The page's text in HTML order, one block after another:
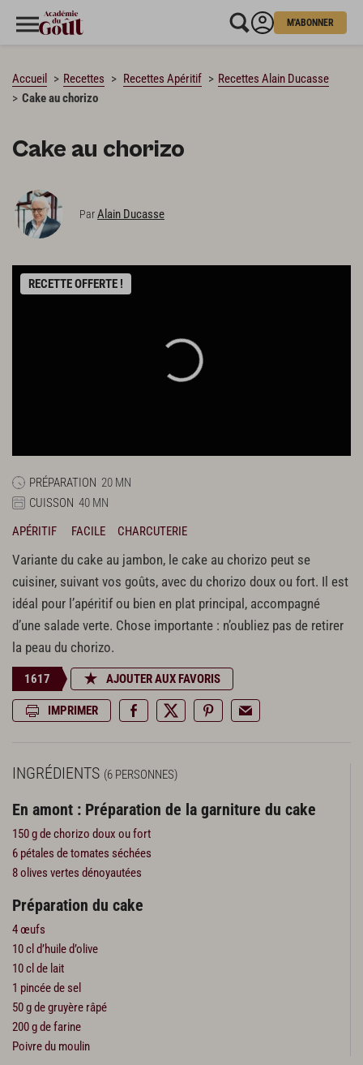
M'ABONNER
Accueil Recettes Recettes Apéritif
Recettes Alain Ducasse
Cake au chorizo
Cake au chorizo
ParAlain Ducasse
RECETTE OFFERTE !
PRÉPARATION 20 MN
CUISSON 40 MN
APÉRITIF
FACILE CHARCUTERIE
Variante du cake au jambon, le cake au chorizo peut se
cuisiner, suivant vos goûts, avec du chorizo doux ou fort. Il est
idéal pour l’apéritif ou bien en plat principal, accompagné
d’une salade verte. Chose importante : n’oubliez pas de retirer
la peau du chorizo.
1617 AJOUTER AUX FAVORIS
IMPRIMER
INGRÉDIENTS (6 PERSONNES)
En amont : Préparation de la garniture du cake
150 g de chorizo doux ou fort
6 pétales de tomates séchées
8 olives vertes dénoyautées
Préparation du cake
4 œufs
10 cl d’huile d’olive
10 cl de lait
1 pincée de sel
50 g de gruyère râpé
200 g de farine
Poivre du moulin
CHARGEMENT…